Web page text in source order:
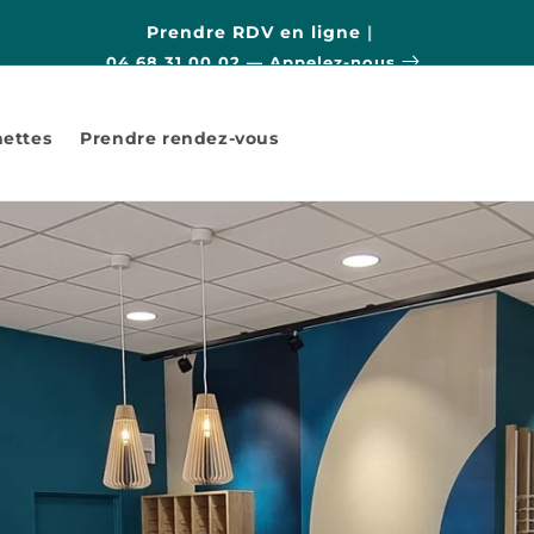
Prendre RDV en ligne |
04 68 31 00 02 — Appelez-nous
Prendre rendez-vous